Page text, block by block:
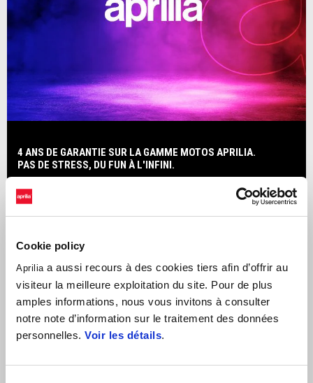
Cookie policy
Aprilia a aussi recours à des cookies tiers afin d’offrir au
visiteur la meilleure exploitation du site. Pour de plus
amples informations, nous vous invitons à consulter
notre note d’information sur le traitement des données
personnelles. Voir les détails.
4 ANS DE GARANTIE SUR LA GAMME MOTOS APRILIA.
PAS DE STRESS, DU FUN À L'INFINI.